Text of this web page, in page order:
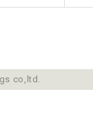
co,ltd.